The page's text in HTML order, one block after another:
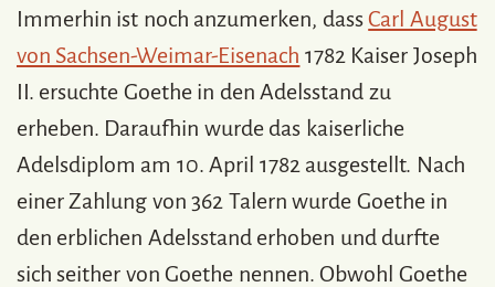
Immerhin ist noch anzumerken, dassCarl August
von Sachsen-Weimar-Eisenach 1782 Kaiser Joseph
II. ersuchte Goethe in den Adelsstand zu
erheben. Daraufhin wurde das kaiserliche
Adelsdiplom am 10. April 1782 ausgestellt. Nach
einer Zahlung von 362 Talern wurde Goethe in
den erblichen Adelsstand erhoben und durfte
sich seither von Goethe nennen. Obwohl Goethe